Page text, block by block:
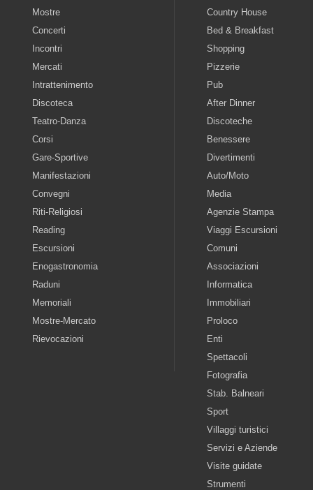
Mostre
Concerti
Incontri
Mercati
Intrattenimento
Discoteca
Teatro-Danza
Corsi
Gare-Sportive
Manifestazioni
Convegni
Riti-Religiosi
Reading
Escursioni
Enogastronomia
Raduni
Memoriali
Mostre-Mercato
Rievocazioni
Country House
Bed & Breakfast
Shopping
Pizzerie
Pub
After Dinner
Discoteche
Benessere
Divertimenti
Auto/Moto
Media
Agenzie Stampa
Viaggi Escursioni
Comuni
Associazioni
Informatica
Immobiliari
Proloco
Enti
Spettacoli
Fotografia
Stab. Balneari
Sport
Villaggi turistici
Servizi e Aziende
Visite guidate
Strumenti